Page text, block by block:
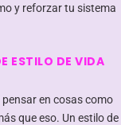
y reforzar tu sistema
ESTILO DE VIDA
en cosas como
que eso. Un estilo de